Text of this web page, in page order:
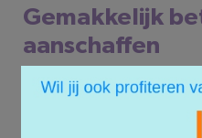
Gemakkelijk
aanschaffen
Een PSN Card is een